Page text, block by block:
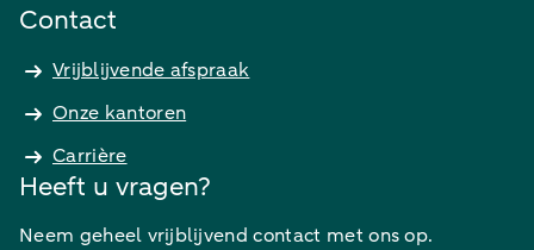
Contact
Vrijblijvende afspraak
Onze kantoren
Carrière
Heeft u vragen?
Neem geheel vrijblijvend contact met ons op.